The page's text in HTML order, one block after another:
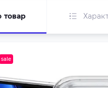
товар
sale